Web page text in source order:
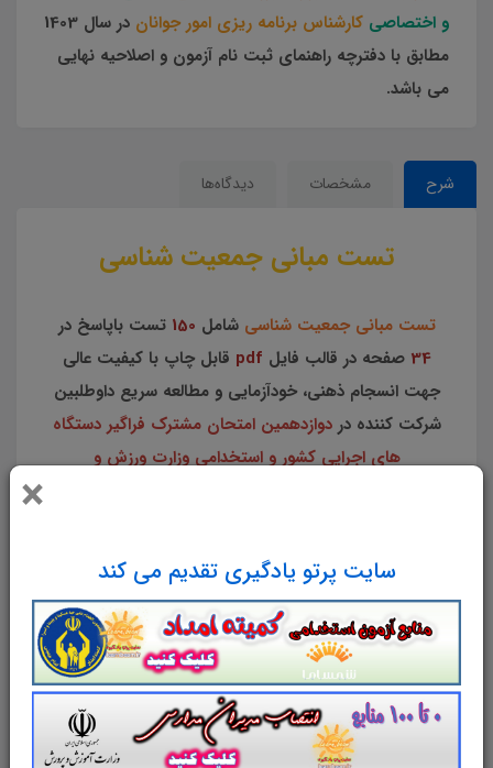
×
سایت پرتو یادگیری تقدیم می کند
و اختصاصی کارشناس برنامه ریزی امور جوانان
در سال 1403
مطابق با دفترچه راهنمای ثبت نام آزمون و اصلاحیه نهایی
می باشد.
شرح مشخصات دیدگاه‌ها
تست مبانی جمعیت شناسی
تست مبانی جمعیت شناسی شامل 150 تست باپاسخ در
34 صفحه در قالب فایل pdf قابل چاپ با کیفیت عالی
جهت انسجام ذهنی، خودآزمایی و مطالعه سریع داوطلبین
شرکت کننده دردوازدهمین امتحان مشترک فراگیر دستگاه
های اجرایی کشور و استخدامی وزارت ورزش و
اختصاصی
کارشناس برنامه ریزی امور جوانان می باشد.
مطابق با دوازدهمین امتحان مشترک
فراگیر دستگاه های اجرایی کشور
سایت علمی، آموزشی و فرهنگی پرتو یادگیری
مجموعه منابع آمادگی برای آزمونهای استخدامی